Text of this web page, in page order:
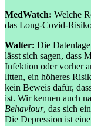
MedWatch: Welche
das Long-Covid-
Walter: Die
lässt sich sagen, dass
Infektion oder vorher
litten, ein höheres
kein Beweis dafür,
ist. Wir kennen auch
Behaviour, das sich
Die Depression ist